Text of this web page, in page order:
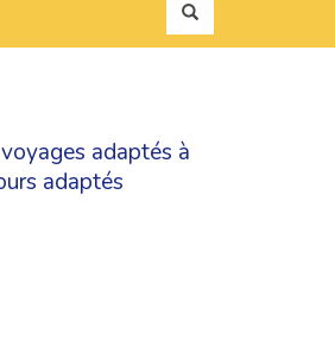
voyages adaptés à
adaptés